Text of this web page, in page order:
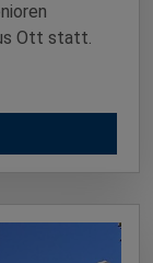
Ott statt.